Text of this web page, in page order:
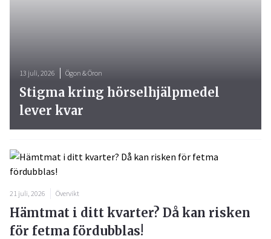
21 juli, 2026 Övervikt
Hämtmat i ditt kvarter? Då kan risken
för fetma fördubblas!
13 juli, 2026 Ögon & Öron
Stigma kring hörselhjälpmedel
lever kvar